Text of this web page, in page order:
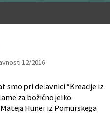
12/2016
smo pri delavnici “Kreacije iz
za božično jelko.
Huner iz Pomurskega